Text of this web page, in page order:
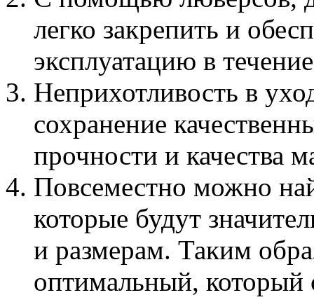
легко закрепить и
эксплуатацию в
Неприхотливость в
сохранение
прочности и качества
Повсеместно можно
которые будут
и размерам. Таким
оптимальный, который